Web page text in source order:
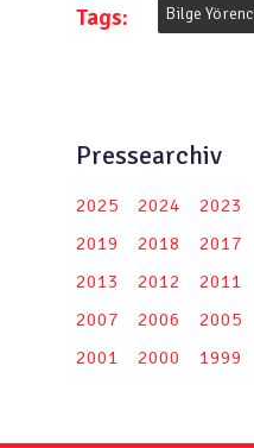
Tags: Bilge Yörenc
Pressearchiv
2025 2024 2023
2019
2018 2017
2013
2012 2011
2007
2006 2005
2001
2000 1999